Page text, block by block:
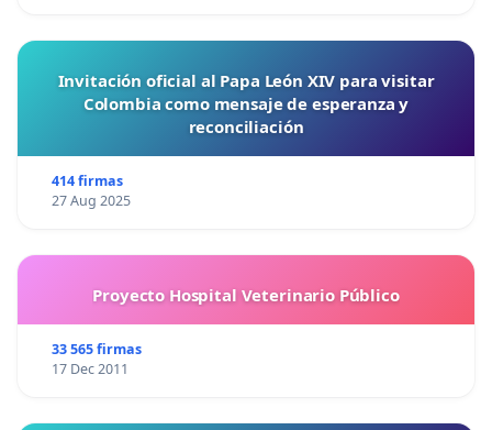
Invitación oficial al Papa León XIV para visitar
Colombia como mensaje de esperanza y
reconciliación
414 firmas
27 Aug 2025
Proyecto Hospital Veterinario Público
33 565 firmas
17 Dec 2011